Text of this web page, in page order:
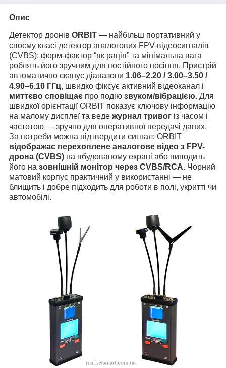
Опис
Детектор дронів ORBIT — найбільш портативний у
своєму класі детектор аналогових FPV-відеосигналів
(CVBS): форм-фактор “як рація” та мінімальна вага
роблять його зручним для постійного носіння. Пристрій
автоматично сканує діапазони 1.06–2.20 / 3.00–3.50 /
4.90–6.10 ГГц, швидко фіксує активний відеоканал і
миттєво сповіщає про подію звуком/вібрацією. Для
швидкої орієнтації ORBIT показує ключову інформацію
на малому дисплеї та веде журнал тривог із часом і
частотою — зручно для оперативної передачі даних.
За потреби можна підтвердити сигнал: ORBIT
відображає перехоплене аналогове відео з FPV-
дрона (CVBS) на вбудованому екрані або виводить
його на зовнішній монітор через CVBS/RCA. Чорний
матовий корпус практичний у використанні — не
блищить і добре підходить для роботи в полі, укритті чи
автомобілі.